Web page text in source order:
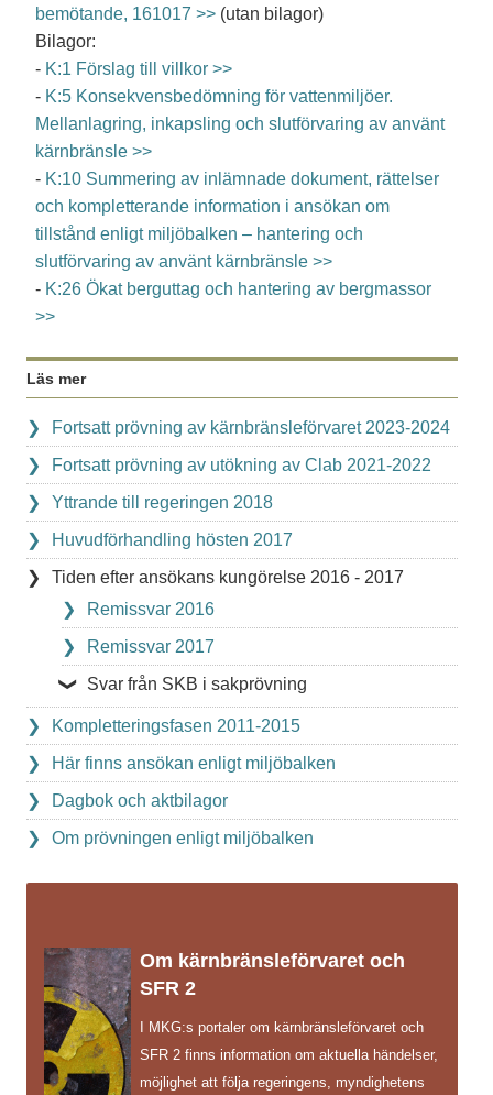
bemötande, 161017 >> (utan bilagor)
Bilagor:
- K:1 Förslag till villkor >>
- K:5 Konsekvensbedömning för vattenmiljöer.
Mellanlagring, inkapsling och slutförvaring av använt
kärnbränsle >>
- K:10 Summering av inlämnade dokument, rättelser
och kompletterande information i ansökan om
tillstånd enligt miljöbalken – hantering och
slutförvaring av använt kärnbränsle >>
- K:26 Ökat berguttag och hantering av bergmassor
>>
Läs mer
Fortsatt prövning av kärnbränsleförvaret 2023-2024
Fortsatt prövning av utökning av Clab 2021-2022
Yttrande till regeringen 2018
Huvudförhandling hösten 2017
Tiden efter ansökans kungörelse 2016 - 2017
Remissvar 2016
Remissvar 2017
Svar från SKB i sakprövning
Kompletteringsfasen 2011-2015
Här finns ansökan enligt miljöbalken
Dagbok och aktbilagor
Om prövningen enligt miljöbalken
Om kärnbränsleförvaret och
SFR 2
I MKG:s portaler om kärnbränsleförvaret och
SFR 2 finns information om aktuella händelser,
möjlighet att följa regeringens, myndighetens